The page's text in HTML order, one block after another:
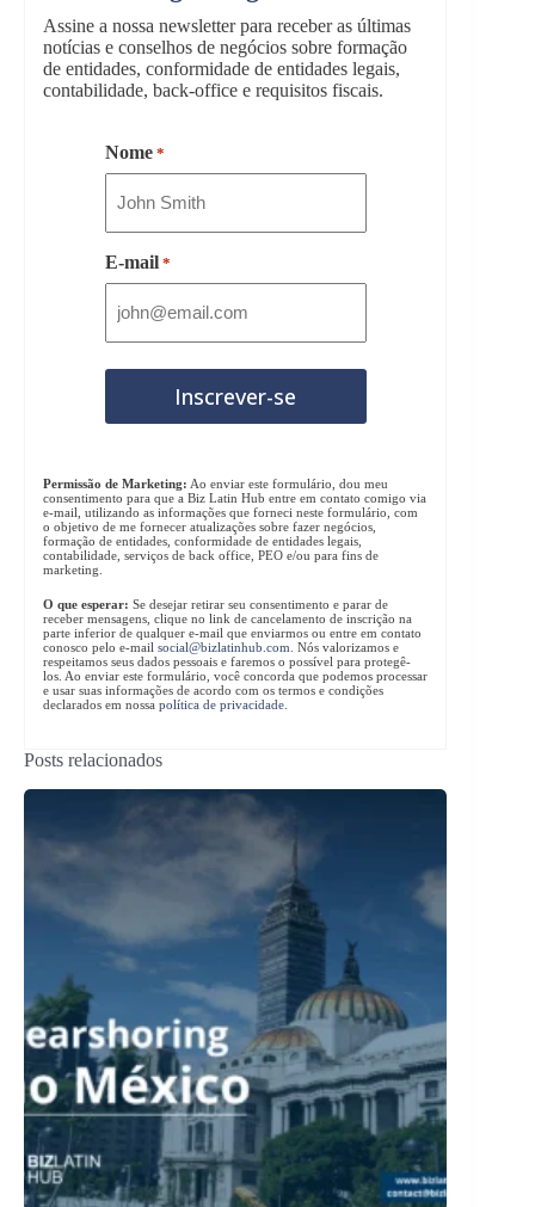
Assine a nossa newsletter para receber as últimas
notícias e conselhos de negócios sobre formação
de entidades, conformidade de entidades legais,
contabilidade, back-office e requisitos fiscais.
Nome *
E-mail *
Permissão de Marketing: Ao enviar este formulário, dou meu
consentimento para que a Biz Latin Hub entre em contato comigo via
e-mail, utilizando as informações que forneci neste formulário, com
o objetivo de me fornecer atualizações sobre fazer negócios,
formação de entidades, conformidade de entidades legais,
contabilidade, serviços de back office, PEO e/ou para fins de
marketing.
O que esperar: Se desejar retirar seu consentimento e parar de
receber mensagens, clique no link de cancelamento de inscrição na
parte inferior de qualquer e-mail que enviarmos ou entre em contato
conosco pelo e-mail social@bizlatinhub.com . Nós valorizamos e
respeitamos seus dados pessoais e faremos o possível para protegê-
los. Ao enviar este formulário, você concorda que podemos processar
e usar suas informações de acordo com os termos e condições
declarados em nossa política de privacidade
Posts relacionados